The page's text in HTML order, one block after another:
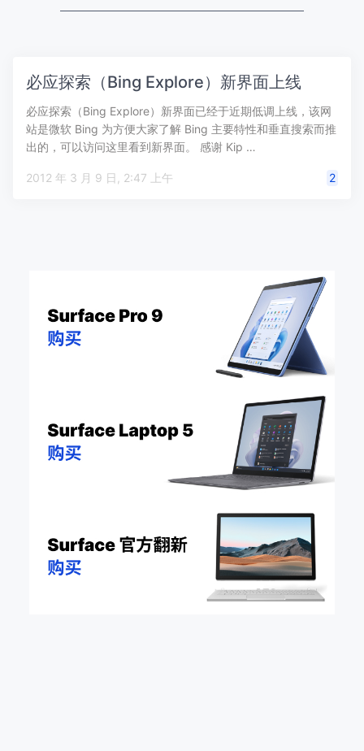
必应探索（Bing Explore）新界面上线
必应探索（Bing Explore）新界面已经于近期低调上线，该网
站是微软 Bing 为方便大家了解 Bing 主要特性和垂直搜索而推
出的，可以访问这里看到新界面。 感谢 Kip …
2012 年 3 月 9 日, 2:47 上午 2